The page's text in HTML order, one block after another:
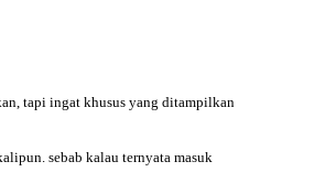
tapi ingat khusus yang ditampilkan
sebab kalau ternyata masuk